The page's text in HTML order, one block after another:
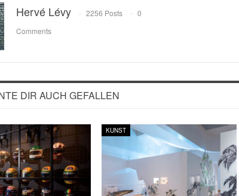
Hervé Lévy 2256 Posts
0
Comments
DIR AUCH GEFALLEN
KUNST